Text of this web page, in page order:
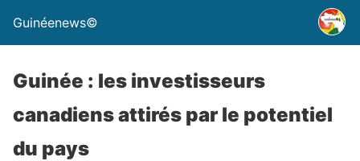
Guinéenews©
Guinée : les investisseurs
canadiens attirés par le potentiel
du pays